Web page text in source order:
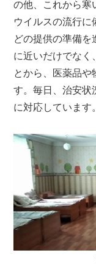
の他、これから寒
ウイルスの流行に
どの提供の準備を
に近いだけでなく
とから、医薬品や
す。毎日、治安状
に対応しています